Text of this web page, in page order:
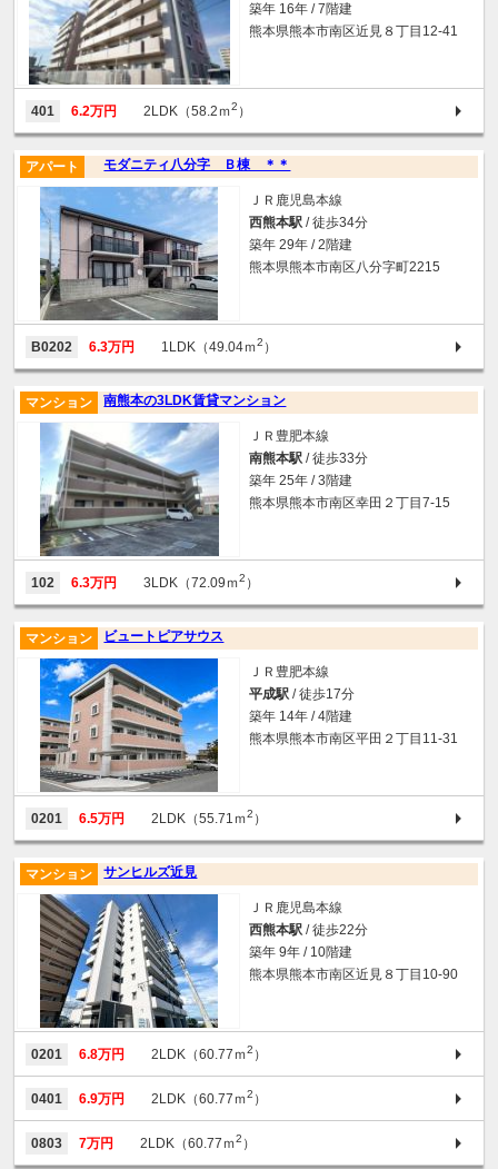
築年 16年 / 7階建
熊本県熊本市南区近見８丁目12-41
401 6.2万円 2LDK（58.2ｍ2 ）
モダニティ八分字 Ｂ棟 ＊＊
アパート
ＪＲ鹿児島本線
西熊本駅 / 徒歩34分
築年 29年 / 2階建
熊本県熊本市南区八分字町2215
B0202 6.3万円 1LDK（49.04ｍ2 ）
南熊本の3LDK賃貸マンション
マンション
ＪＲ豊肥本線
南熊本駅 / 徒歩33分
築年 25年 / 3階建
熊本県熊本市南区幸田２丁目7-15
102 6.3万円 3LDK（72.09ｍ2 ）
ビュートピアサウス
マンション
ＪＲ豊肥本線
平成駅 / 徒歩17分
築年 14年 / 4階建
熊本県熊本市南区平田２丁目11-31
0201 6.5万円 2LDK（55.71ｍ2 ）
サンヒルズ近見
マンション
ＪＲ鹿児島本線
西熊本駅 / 徒歩22分
築年 9年 / 10階建
熊本県熊本市南区近見８丁目10-90
0201 6.8万円 2LDK（60.77ｍ2 ）
0401 6.9万円 2LDK（60.77ｍ2 ）
0803 7万円 2LDK（60.77ｍ2 ）